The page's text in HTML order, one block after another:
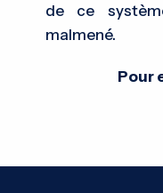
de ce
malmené.
Pour